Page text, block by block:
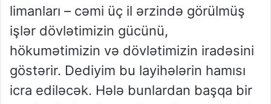
limanları – cəmi üç il ərzində görülmüş
işlər dövlətimizin gücünü,
hökumətimizin və dövlətimizin iradəsini
göstərir. Dediyim bu layihələrin hamısı
icra ediləcək. Hələ bunlardan başqa bir